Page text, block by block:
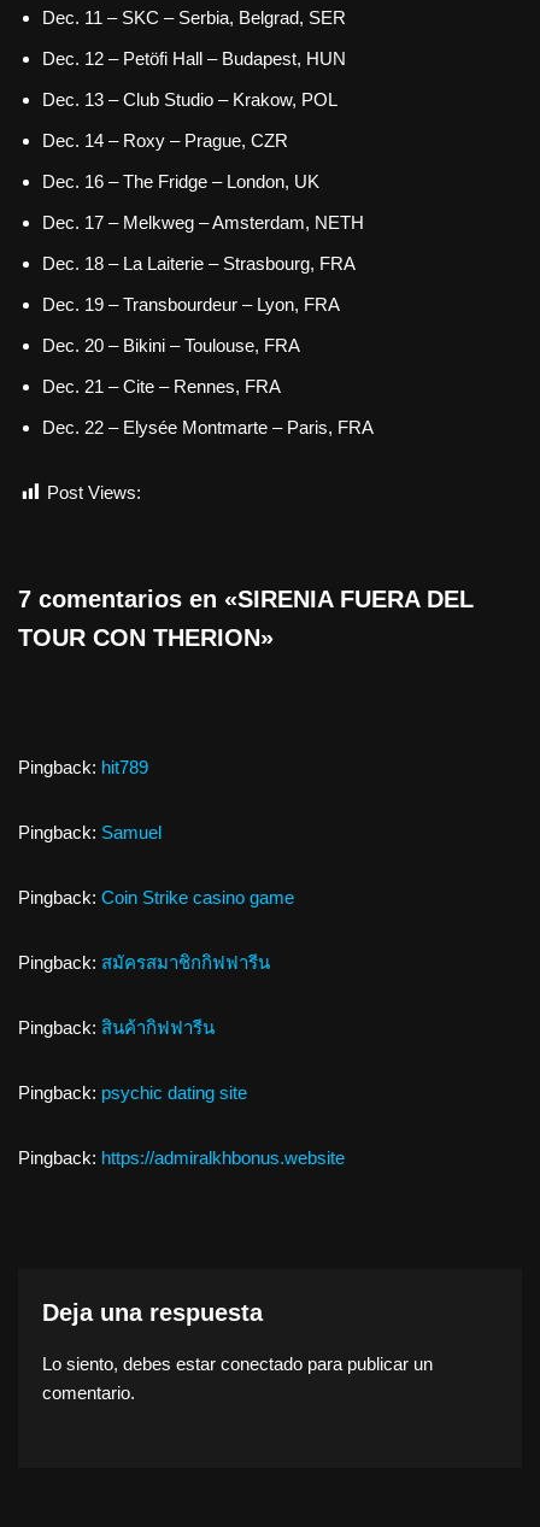
Dec. 11 – SKC – Serbia, Belgrad, SER
Dec. 12 – Petöfi Hall – Budapest, HUN
Dec. 13 – Club Studio – Krakow, POL
Dec. 14 – Roxy – Prague, CZR
Dec. 16 – The Fridge – London, UK
Dec. 17 – Melkweg – Amsterdam, NETH
Dec. 18 – La Laiterie – Strasbourg, FRA
Dec. 19 – Transbourdeur – Lyon, FRA
Dec. 20 – Bikini – Toulouse, FRA
Dec. 21 – Cite – Rennes, FRA
Dec. 22 – Elysée Montmarte – Paris, FRA
Post Views:
7 comentarios en «SIRENIA FUERA DEL
TOUR CON THERION»
Pingback: hit789
Pingback: Samuel
Pingback: Coin Strike casino game
Pingback: สมัครสมาชิกกิฟฟารีน
Pingback: สินค้ากิฟฟารีน
Pingback: psychic dating site
Pingback: https://admiralkhbonus.website
Deja una respuesta
Lo siento, debes estar conectado para publicar un
comentario.